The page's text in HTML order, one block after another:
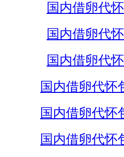
国内借卵代
国内借卵代
国内借卵代
国内借卵代怀
国内借卵代怀
国内借卵代怀